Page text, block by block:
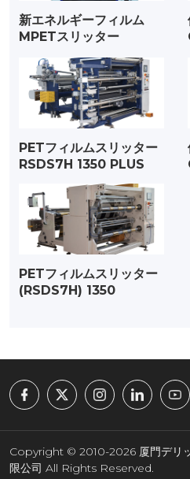
新エネルギーフィルム
MPETスリッター
PETフィルムスリッター
RSDS7H 1350 PLUS
PETフィルムスリッター
(RSDS7H) 1350
Copyright © 2010-2026 厦門デリ
限公司 All Rights Reserved.